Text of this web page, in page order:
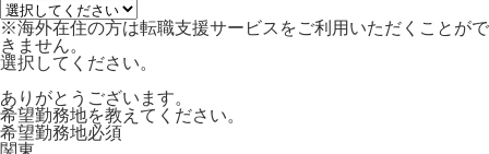
※海外在住の方は転職支援サービスをご利用いただくことがで
きません。
選択してください。
ありがとうございます。
希望勤務地を教えてください。
希望勤務地必須
関東